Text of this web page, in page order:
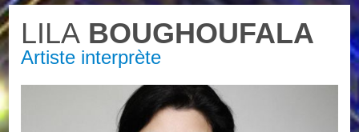
LILA BOUGHOUFALA
Artiste interprète